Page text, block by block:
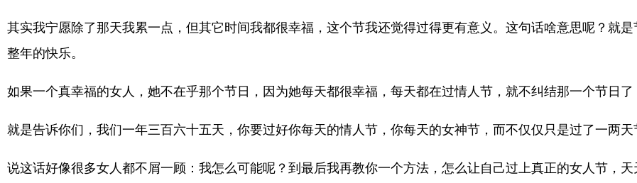
其实我宁愿除了那天我累一点，但其它时间我都很幸福，这个节我还觉得过得更有意义。这句话啥意思呢？就
整年的快乐。
如果一个真幸福的女人，她不在乎那个节日，因为她每天都很幸福，每天都在过情人节，就不纠结那一个节日了
就是告诉你们，我们一年三百六十五天，你要过好你每天的情人节，你每天的女神节，而不仅仅只是过了一两天
说这话好像很多女人都不屑一顾：我怎么可能呢？到最后我再教你一个方法，怎么让自己过上真正的女人节，天